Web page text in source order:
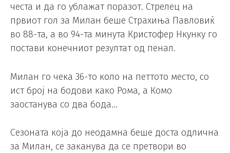
честа и да го ублажат поразот. Стрелец на
првиот гол за Милан беше Страхиња Павловиќ
во 88-та, а во 94-та минута Кристофер Нкунку го
постави конечниот резултат од пенал.
Милан го чека 36-то коло на петтото место, со
ист број на бодови како Рома, а Комо
заостанува со два бода…
Сезоната која до неодамна беше доста одлична
за Милан, се заканува да се претвори во